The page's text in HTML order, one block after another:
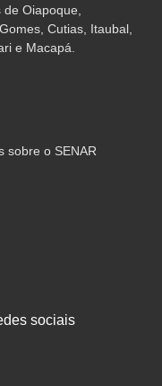
Oiapoque,
Cutias, Itaubal,
e Macapá.
sobre o SENAR
sociais